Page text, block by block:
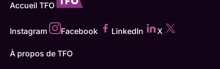
Accueil TFO
Instagram Facebook LinkedIn X
À propos de TFO